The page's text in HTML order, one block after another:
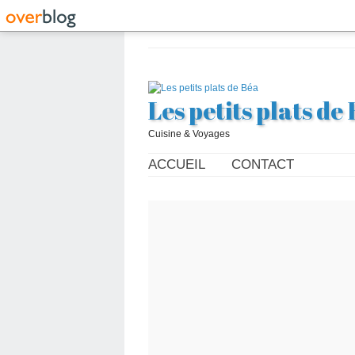
Les petits plats de
Cuisine & Voyages
ACCUEIL CONTACT